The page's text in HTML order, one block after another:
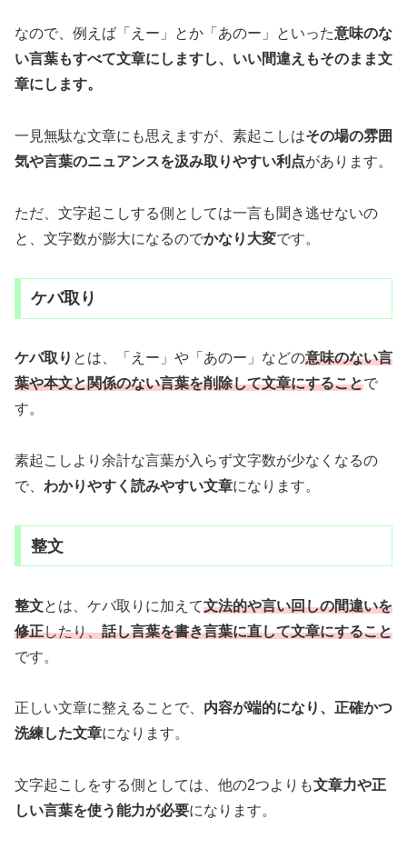
なので、例えば「えー」とか「あのー」といった意味のな
い言葉もすべて文章にしますし、いい間違えもそのまま文
章にします。
一見無駄な文章にも思えますが、素起こしはその場の雰囲
気や言葉のニュアンスを汲み取りやすい利点があります。
ただ、文字起こしする側としては一言も聞き逃せないの
と、文字数が膨大になるのでかなり大変です。
ケバ取り
ケバ取り とは、「えー」や「あのー」などの意味のない言
葉や本文と関係のない言葉を削除して文章にすることで
す。
素起こしより余計な言葉が入らず文字数が少なくなるの
で、 わかりやすく読みやすい文章になります。
整文
整文とは、ケバ取りに加えて文法的や言い回しの間違いを
修正したり、話し言葉を書き言葉に直して文章にすること
です。
正しい文章に整えることで、 内容が端的になり、正確かつ
洗練した文章になります。
文字起こしをする側としては、他の2つよりも文章力や正
しい言葉を使う能力が必要になります。